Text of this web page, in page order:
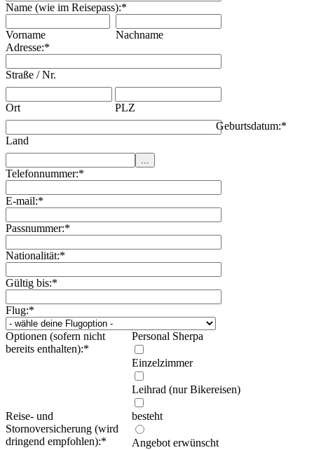
Name (wie im Reisepass):*
Vorname
Nachname
Adresse:*
Straße / Nr.
Ort PLZ
Land
Geburtsdatum:*
Telefonnummer:*
E-mail:*
Passnummer:*
Nationalität:*
Gültig bis:*
Flug:*
Optionen (sofern nicht
bereits enthalten):*
Personal Sherpa
Einzelzimmer
Leihrad (nur Bikereisen)
Reise- und
Stornoversicherung (wird
dringend empfohlen):*
besteht
Angebot erwünscht